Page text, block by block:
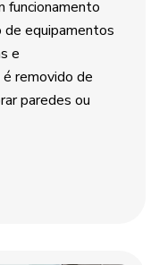
funcionamento
de equipamentos
e
removido de
paredes ou